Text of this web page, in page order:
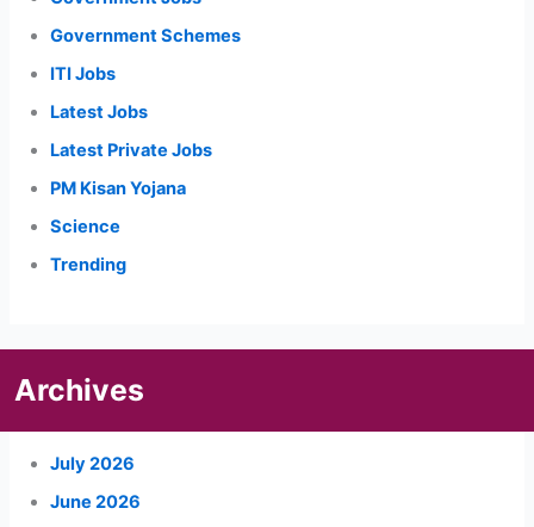
Government Schemes
ITI Jobs
Latest Jobs
Latest Private Jobs
PM Kisan Yojana
Science
Trending
Archives
July 2026
June 2026